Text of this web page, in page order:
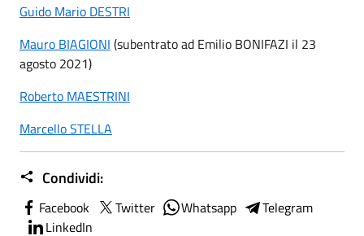
Guido Mario DESTRI
Mauro BIAGIONI (subentrato ad Emilio BONIFAZI il 23
agosto 2021)
Roberto MAESTRINI
Marcello STELLA
Condividi:
Facebook Twitter Whatsapp
Telegram
LinkedIn